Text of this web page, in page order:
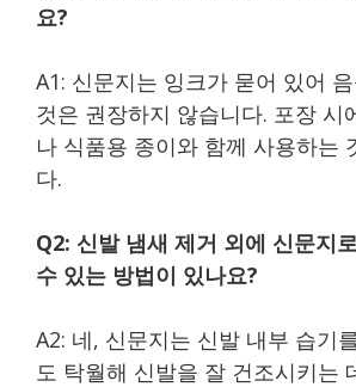
요?
A1: 신문지는 잉크가 묻어 있어
것은 권장하지 않습니다. 포장 시
나 식품용 종이와 함께 사용하는
다.
Q2: 신발 냄새 제거 외에 신문지
수 있는 방법이 있나요?
A2: 네, 신문지는 신발 내부 습기
도 탁월해 신발을 잘 건조시키는